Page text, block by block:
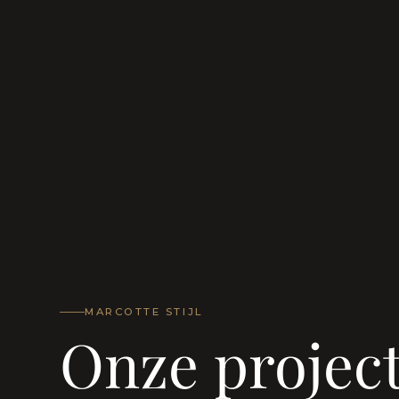
MARCOTTE STIJL
Onze